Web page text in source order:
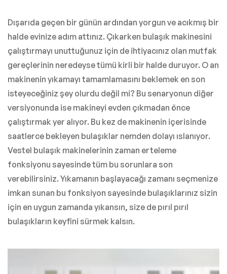
Dışarıda geçen bir günün ardından yorgun ve acıkmış bir
halde evinize adım attınız. Çıkarken bulaşık makinesini
çalıştırmayı unuttuğunuz için de ihtiyacınız olan mutfak
gereçlerinin neredeyse tümü kirli bir halde duruyor. O an
makinenin yıkamayı tamamlamasını beklemek en son
isteyeceğiniz şey olurdu değil mi? Bu senaryonun diğer
versiyonunda ise makineyi evden çıkmadan önce
çalıştırmak yer alıyor. Bu kez de makinenin içerisinde
saatlerce bekleyen bulaşıklar nemden dolayı ıslanıyor.
Vestel bulaşık makinelerinin zaman erteleme
fonksiyonu sayesinde tüm bu sorunlara son
verebilirsiniz. Yıkamanın başlayacağı zamanı seçmenize
imkan sunan bu fonksiyon sayesinde bulaşıklarınız sizin
için en uygun zamanda yıkansın, size de pırıl pırıl
bulaşıkların keyfini sürmek kalsın.